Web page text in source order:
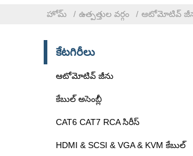
హోమ్ ఉత్పత్తుల వర్గం ఆటోమోటివ్
కేటగిరీలు
ఆటోమోటివ్ జీను
కేబుల్ అసెంబ్లీ
CAT6 CAT7 RCA సిరీస్
HDMI & SCSI & VGA & KVM కేబుల్